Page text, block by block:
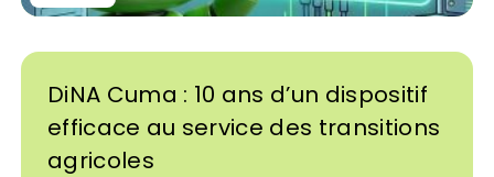
DiNA Cuma : 10 ans d’un dispositif
efficace au service des transitions
agricoles